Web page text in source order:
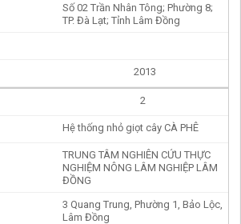
Số 02 Trần Nhân Tông; Phường 8;
TP. Đà Lạt; Tỉnh Lâm Đồng
2013
2
Hệ thống nhỏ giọt cây CÀ PHÊ
TRUNG TÂM NGHIÊN CỨU THỰC
NGHIỆM NÔNG LÂM NGHIỆP LÂM
ĐỒNG
3 Quang Trung, Phường 1, Bảo Lộc,
Lâm Đồng